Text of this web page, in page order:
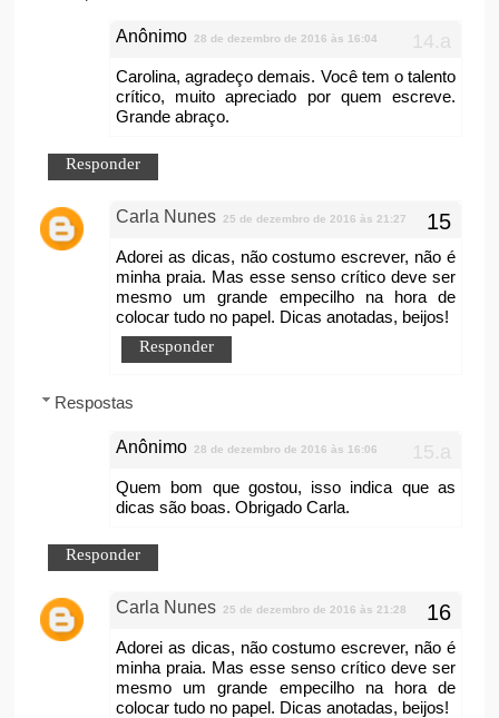
Anônimo 28 de dezembro de 2016 às 16:04
Carolina, agradeço demais. Você tem o talento
crítico, muito apreciado por quem escreve.
Grande abraço.
Responder
Carla Nunes 25 de dezembro de 2016 às 21:27
Adorei as dicas, não costumo escrever, não é
minha praia. Mas esse senso crítico deve ser
mesmo um grande empecilho na hora de
colocar tudo no papel. Dicas anotadas, beijos!
Responder
Respostas
Anônimo 28 de dezembro de 2016 às 16:06
Quem bom que gostou, isso indica que as
dicas são boas. Obrigado Carla.
Responder
Carla Nunes 25 de dezembro de 2016 às 21:28
Adorei as dicas, não costumo escrever, não é
minha praia. Mas esse senso crítico deve ser
mesmo um grande empecilho na hora de
colocar tudo no papel. Dicas anotadas, beijos!